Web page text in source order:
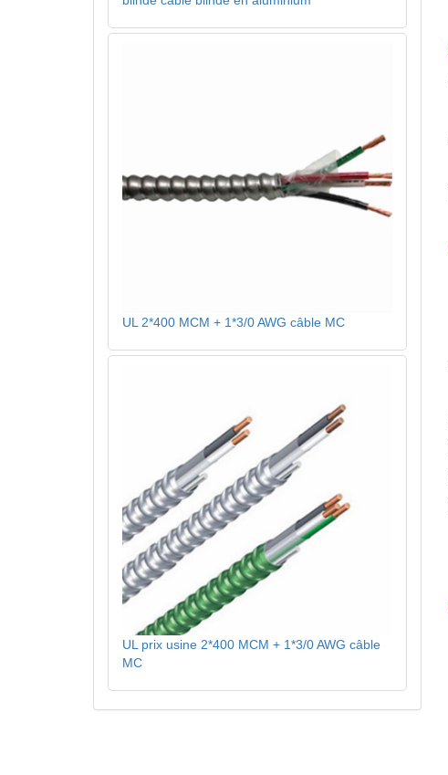
UL 2*400 MCM + 1*3/0 AWG câble MC
UL prix usine 2*400 MCM + 1*3/0 AWG câble
MC